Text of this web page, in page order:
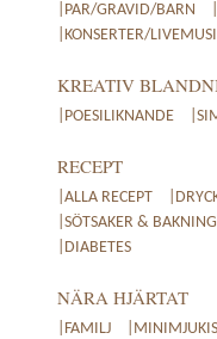
|PAR/GRAVID/BARN
|KONSERTER/
KREATIV
|POESILIKNANDE
RECEPT
|ALLA RECEPT
|SÖTSAKER & BAKNING
|DIABETES
NÄRA HJÄRTAT
|FAMILJ
|MINIMJUKIS